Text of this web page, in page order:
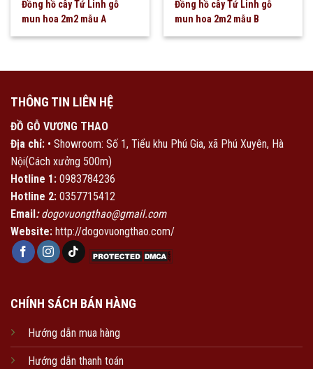
Đồng hồ cây Tứ Linh gỗ
mun hoa 2m2 mẫu A
Đồng hồ cây Tứ Linh gỗ
mun hoa 2m2 mẫu B
THÔNG TIN LIÊN HỆ
ĐỒ GỖ VƯƠNG THAO
Địa chỉ: • Showroom: Số 1, Tiểu khu Phú Gia, xã Phú Xuyên, Hà
Nội(Cách xưởng 500m)
Hotline 1: 0983784236
Hotline 2: 0357715412
Email :dogovuongthao@gmail.com
Website: http://dogovuongthao.com/
CHÍNH SÁCH BÁN HÀNG
Hướng dẫn mua hàng
Hướng dẫn thanh toán